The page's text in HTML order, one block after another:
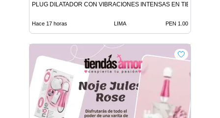
PLUG DILATADOR CON VIBRACIONES INTENSAS EN TIENDAS
Hace 17 horas LIMA PEN 1.00